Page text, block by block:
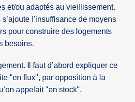
et/ou adaptés au vieillissement.
l’insuffisance de moyens
pour construire des logements
besoins.
Il faut d’abord expliquer ce
"en flux", par opposition à la
appelait "en stock".